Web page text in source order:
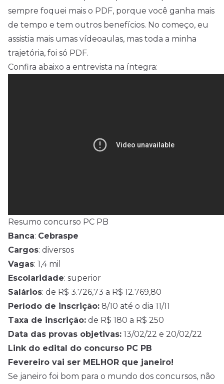
sempre foquei mais o PDF, porque você ganha mais
de tempo e tem outros benefícios. No começo, eu
assistia mais umas vídeoaulas, mas toda a minha
trajetória, foi só PDF.
Confira abaixo a entrevista na íntegra:
Resumo concurso PC PB
Banca: Cebraspe
Cargos: diversos
Vagas: 1,4 mil
Escolaridade: superior
Salários: de R$ 3.726,73 a R$ 12.769,80
Período de inscrição: 8/10 até o dia 11/11
Taxa de inscrição: de R$ 180 a R$ 250
Data das provas objetivas: 13/02/22 e 20/02/22
Link do edital do concurso PC PB
Fevereiro vai ser MELHOR que janeiro!
Se janeiro foi bom para o mundo dos concursos, não